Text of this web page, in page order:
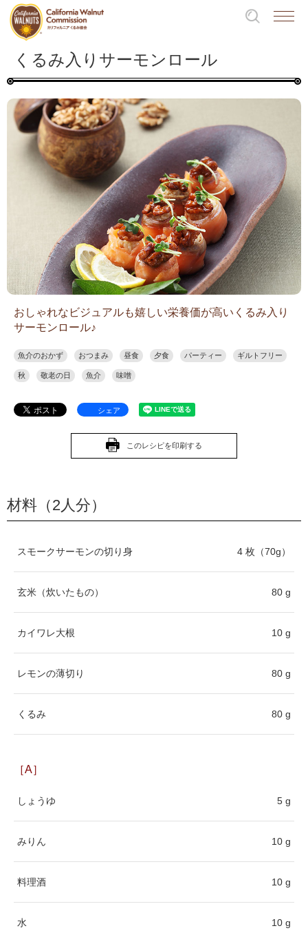
くるみ入りサーモンロール
おしゃれなビジュアルも嬉しい栄養価が高いくるみ入り
サーモンロール♪
魚介のおかず おつまみ 昼食 夕食 パーティー ギルトフリー
秋 敬老の日 魚介 味噌
シェア
このレシピを印刷する
材料（2人分）
スモークサーモンの切り身 4 枚（70g）
玄米（炊いたもの） 80 g
カイワレ大根 10 g
レモンの薄切り 80 g
くるみ 80 g
［A］
しょうゆ 5 g
みりん 10 g
料理酒 10 g
水 10 g